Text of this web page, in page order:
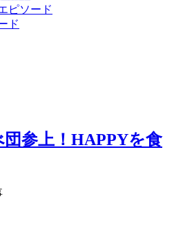
ピソード
ド
参上！HAPPYを食